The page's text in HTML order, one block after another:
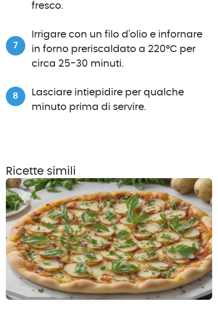
fresco.
Irrigare con un filo d'olio e infornare
in forno preriscaldato a 220°C per
circa 25-30 minuti.
Lasciare intiepidire per qualche
minuto prima di servire.
Ricette simili